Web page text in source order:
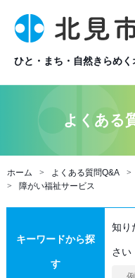
ひと・まち・自然きらめ
よくある
ホーム よくある質問Q&A
障がい福祉サービス
キーワードから探
す
知り
さい